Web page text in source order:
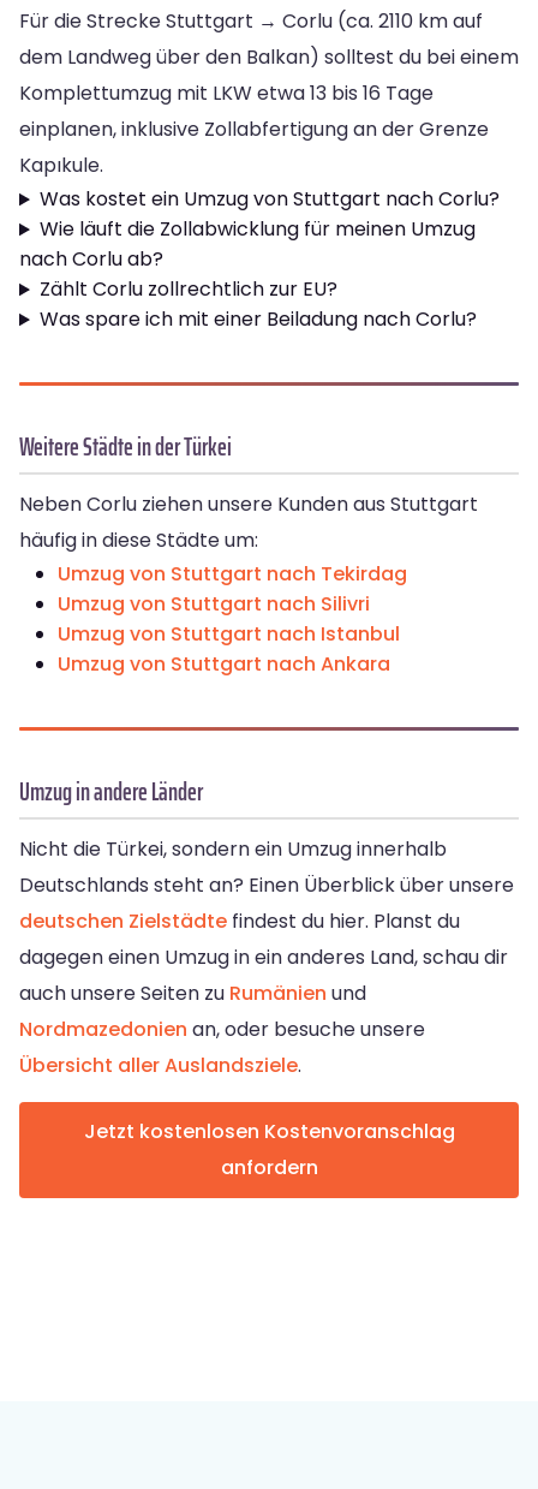
Für die Strecke Stuttgart → Corlu (ca. 2110 km auf
dem Landweg über den Balkan) solltest du bei einem
Komplettumzug mit LKW etwa 13 bis 16 Tage
einplanen, inklusive Zollabfertigung an der Grenze
Kapıkule.
Was kostet ein Umzug von Stuttgart nach Corlu?
Wie läuft die Zollabwicklung für meinen Umzug
nach Corlu ab?
Zählt Corlu zollrechtlich zur EU?
Was spare ich mit einer Beiladung nach Corlu?
Weitere Städte in der Türkei
Neben Corlu ziehen unsere Kunden aus Stuttgart
häufig in diese Städte um:
Umzug von Stuttgart nach Tekirdag
Umzug von Stuttgart nach Silivri
Umzug von Stuttgart nach Istanbul
Umzug von Stuttgart nach Ankara
Umzug in andere Länder
Nicht die Türkei, sondern ein Umzug innerhalb
Deutschlands steht an? Einen Überblick über unsere
deutschen Zielstädte findest du hier. Planst du
dagegen einen Umzug in ein anderes Land, schau dir
auch unsere Seiten zu Rumänien und
Nordmazedonien an, oder besuche unsere
Übersicht aller Auslandsziele.
Jetzt kostenlosen Kostenvoranschlag
anfordern